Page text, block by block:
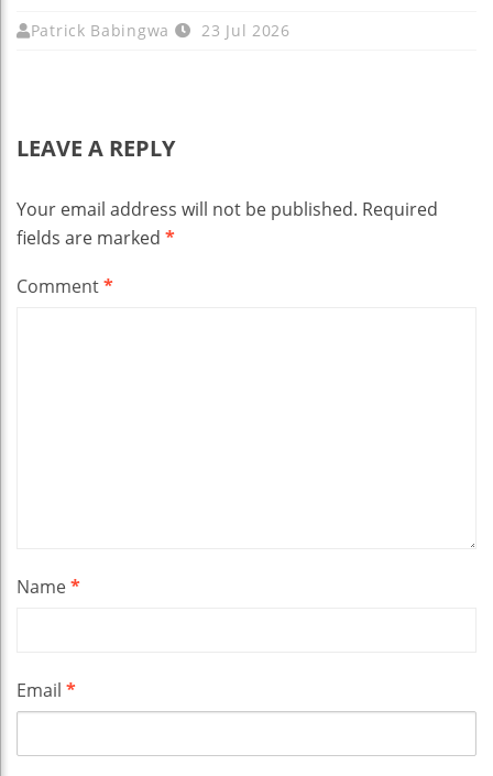
Patrick Babingwa 23 Jul 2026
LEAVE A REPLY
Your email address will not be published. Required
fields are marked *
Comment*
Name*
Email *